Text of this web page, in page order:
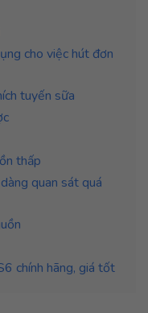
cho việc hút đơn
tuyến sữa
thấp
quan sát quá
chính hãng, giá tốt